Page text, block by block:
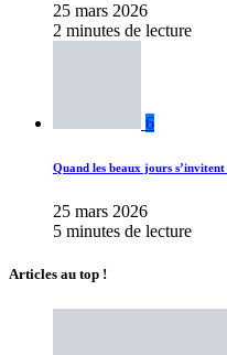
25 mars 2026
2 minutes de lecture
6
Quand les beaux jours
25 mars 2026
5 minutes de lecture
Articles au top !